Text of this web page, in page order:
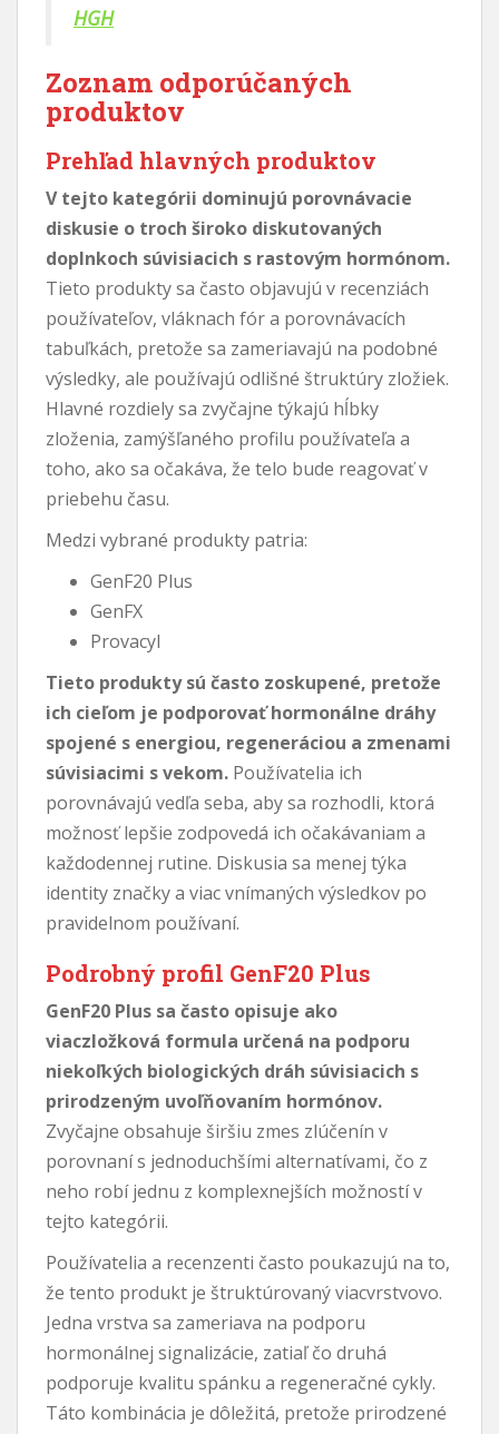
HGH
Zoznam odporúčaných
produktov
Prehľad hlavných produktov
V tejto kategórii dominujú porovnávacie
diskusie o troch široko diskutovaných
doplnkoch súvisiacich s rastovým hormónom.
Tieto produkty sa často objavujú v recenziách
používateľov, vláknach fór a porovnávacích
tabuľkách, pretože sa zameriavajú na podobné
výsledky, ale používajú odlišné štruktúry zložiek.
Hlavné rozdiely sa zvyčajne týkajú hĺbky
zloženia, zamýšľaného profilu používateľa a
toho, ako sa očakáva, že telo bude reagovať v
priebehu času.
Medzi vybrané produkty patria:
GenF20 Plus
GenFX
Provacyl
Tieto produkty sú často zoskupené, pretože
ich cieľom je podporovať hormonálne dráhy
spojené s energiou, regeneráciou a zmenami
súvisiacimi s vekom. Používatelia ich
porovnávajú vedľa seba, aby sa rozhodli, ktorá
možnosť lepšie zodpovedá ich očakávaniam a
každodennej rutine. Diskusia sa menej týka
identity značky a viac vnímaných výsledkov po
pravidelnom používaní.
Podrobný profil GenF20 Plus
GenF20 Plus sa často opisuje ako
viaczložková formula určená na podporu
niekoľkých biologických dráh súvisiacich s
prirodzeným uvoľňovaním hormónov.
Zvyčajne obsahuje širšiu zmes zlúčenín v
porovnaní s jednoduchšími alternatívami, čo z
neho robí jednu z komplexnejších možností v
tejto kategórii.
Používatelia a recenzenti často poukazujú na to,
že tento produkt je štruktúrovaný viacvrstvovo.
Jedna vrstva sa zameriava na podporu
hormonálnej signalizácie, zatiaľ čo druhá
podporuje kvalitu spánku a regeneračné cykly.
Táto kombinácia je dôležitá, pretože prirodzené